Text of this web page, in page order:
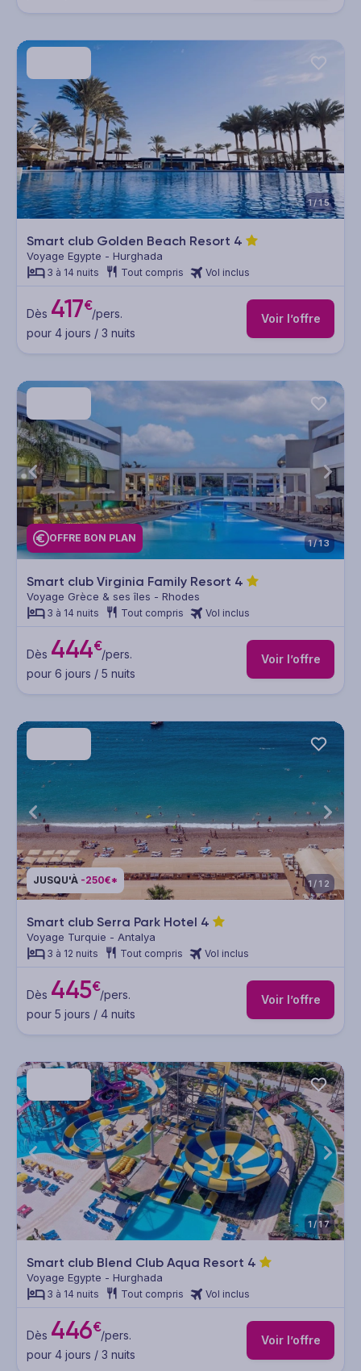
1/15
Smart club Golden Beach Resort 4
Voyage Egypte - Hurghada
3 à 14 nuits Tout compris Vol inclus
Dès 417€/pers.
pour 4 jours / 3 nuits
Voir l’offre
OFFRE BON PLAN 1/13
Smart club Virginia Family Resort 4
Voyage Grèce & ses îles - Rhodes
3 à 14 nuits Tout compris Vol inclus
Dès 444€/pers.
pour 6 jours / 5 nuits
Voir l’offre
JUSQU'À -250€* 1/12
Smart club Serra Park Hotel 4
Voyage Turquie - Antalya
3 à 12 nuits Tout compris Vol inclus
Dès 445€/pers.
pour 5 jours / 4 nuits
Voir l’offre
1/17
Smart club Blend Club Aqua Resort 4
Voyage Egypte - Hurghada
3 à 14 nuits Tout compris Vol inclus
Dès 446€/pers.
pour 4 jours / 3 nuits
Voir l’offre